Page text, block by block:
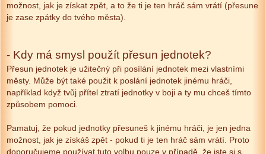
možnost, jak je získat zpět, a to že ti je ten hráč sám vrátí (přesune
je zase zpátky do tvého města).
- Kdy má smysl použít přesun jednotek?
Přesun jednotek je užitečný při posílání jednotek mezi vlastními
městy. Může být také použit k poslání jednotek jinému hráči,
například když tvůj přítel ztratí jednotky v boji a ty mu chceš tímto
způsobem pomoci.
Pamatuj, že pokud jednotky přesuneš k jinému hráči, je jen jedna
možnost, jak je získáš zpět - pokud ti je ten hráč sám vrátí. Proto
doporučujeme používat tuto volbu pouze v případě, že jste si s